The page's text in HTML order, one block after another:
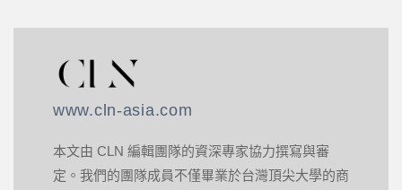
www.cln-asia.com
本文由 CLN 編輯團隊的資深專家協力撰寫與審
定。我們的團隊成員不僅畢業於台灣頂尖大學的商